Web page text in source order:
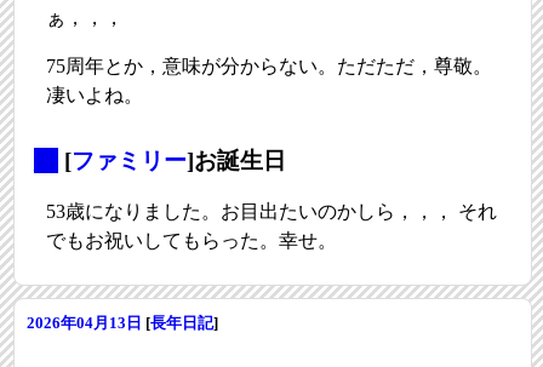
ぁ，，，
75周年とか，意味が分からない。ただただ，尊敬。
凄いよね。
[ファミリー]お誕生日
53歳になりました。お目出たいのかしら，，， それ
でもお祝いしてもらった。幸せ。
2026年04月13日 [長年日記]